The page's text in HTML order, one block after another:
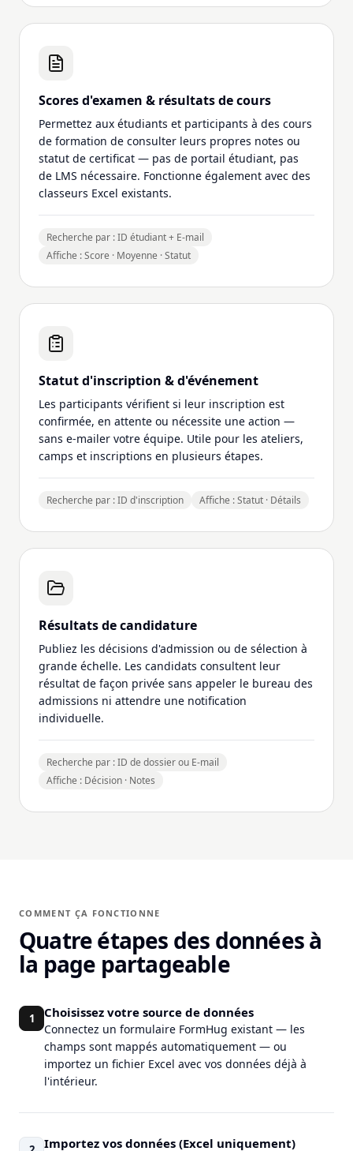
Scores d'examen & résultats de cours
Permettez aux étudiants et participants à des cours
de formation de consulter leurs propres notes ou
statut de certificat — pas de portail étudiant, pas
de LMS nécessaire. Fonctionne également avec des
classeurs Excel existants.
Recherche par : ID étudiant + E-mail
Affiche : Score · Moyenne · Statut
Statut d'inscription & d'événement
Les participants vérifient si leur inscription est
confirmée, en attente ou nécessite une action —
sans e-mailer votre équipe. Utile pour les ateliers,
camps et inscriptions en plusieurs étapes.
Recherche par : ID d'inscription Affiche : Statut · Détails
Résultats de candidature
Publiez les décisions d'admission ou de sélection à
grande échelle. Les candidats consultent leur
résultat de façon privée sans appeler le bureau des
admissions ni attendre une notification
individuelle.
Recherche par : ID de dossier ou E-mail
Affiche : Décision · Notes
COMMENT ÇA FONCTIONNE
Quatre étapes des données à
la page partageable
1 Choisissez votre source de données
Connectez un formulaire FormHug existant — les
champs sont mappés automatiquement — ou
importez un fichier Excel avec vos données déjà à
l'intérieur.
Importez vos données (Excel uniquement)